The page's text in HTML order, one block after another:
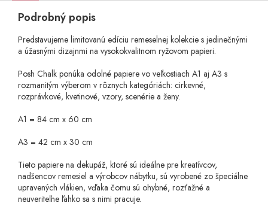
Podrobný popis
Predstavujeme limitovanú edíciu remeselnej kolekcie s jedinečnými
a úžasnými dizajnmi na vysokokvalitnom ryžovom papieri.
Posh Chalk ponúka odolné papiere vo veľkostiach A1 aj A3 s
rozmanitým výberom v rôznych kategóriách: cirkevné,
rozprávkové, kvetinové, vzory, scenérie a ženy.
A1 = 84 cm x 60 cm
A3 = 42 cm x 30 cm
Tieto papiere na dekupáž, ktoré sú ideálne pre kreatívcov,
nadšencov remesiel a výrobcov nábytku, sú vyrobené zo špeciálne
upravených vlákien, vďaka čomu sú ohybné, rozťažné a
neuveriteľne ľahko sa s nimi pracuje.